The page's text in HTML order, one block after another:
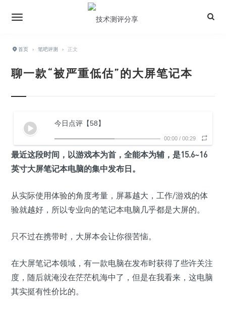
首页 › 笔吧评测 › 正文
聊一款“被严重低估”的大屏笔记本
今日点评【58】
00:00 / 00:29
最近这段时间，以游戏本为首，全能本为辅，是15.6~16
英寸大屏笔记本电脑的集中发布日。
从实际使用体验的角度考量，屏幕越大，工作/游戏的体
验就越好，所以专业向的笔记本电脑几乎都是大屏的。
只不过在携带时，大屏本会让你很苦恼。
在大屏笔记本领域，有一款电脑在发布时获得了些许关注
度，随后就淹没在茫茫机海中了，但是在我看来，这电脑
其实挺有性价比的。